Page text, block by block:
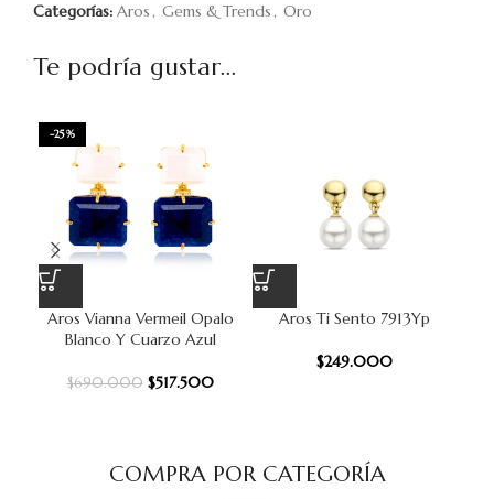
Categorías: Aros, Gems & Trends, Oro
Te podría gustar...
-25%
Aros Vianna Vermeil Opalo
Blanco Y Cuarzo Azul
$690.000 $517.500
Aros Ti Sento 7913Yp
$249.000
COMPRA POR CATEGORÍA